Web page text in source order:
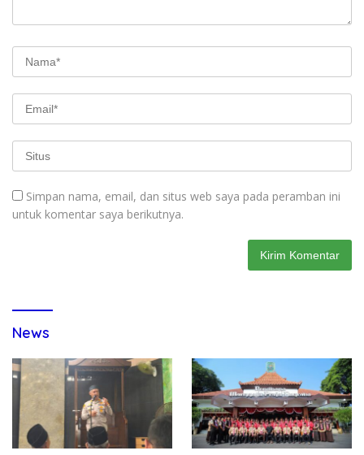
Simpan nama, email, dan situs web saya pada peramban ini
untuk komentar saya berikutnya.
News